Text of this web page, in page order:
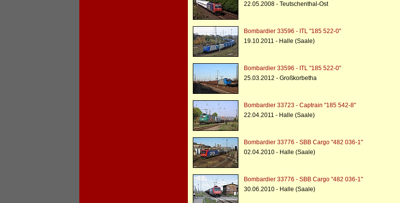
22.05.2008 - Teutschenthal-Ost
Bombardier 33596 - ITL "185 522-0"
19.10.2011 - Halle (Saale)
Bombardier 33596 - ITL "185 522-0"
25.03.2012 - Großkorbetha
Bombardier 33723 - Captrain "185 542-8"
22.04.2011 - Halle (Saale)
Bombardier 33776 - SBB Cargo "482 036-1"
02.04.2010 - Halle (Saale)
Bombardier 33776 - SBB Cargo "482 036-1"
30.06.2010 - Halle (Saale)